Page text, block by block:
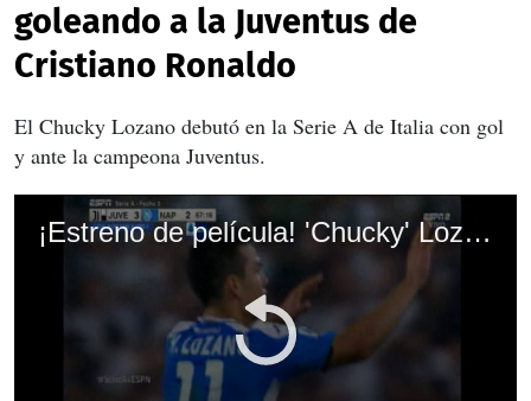
goleando a la Juventus de
Cristiano Ronaldo
El Chucky Lozano debutó en la Serie A de Italia con gol
y ante la campeona Juventus.
¡Estreno de película! 'Chucky' Lozano debuta con el Napoli goleando a la Juventus de Cristiano Ronaldo